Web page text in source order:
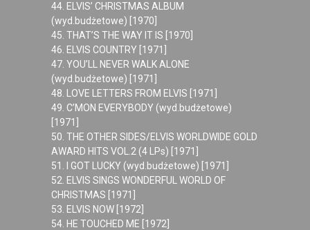
44. ELVIS’ CHRISTMAS ALBUM
(wyd.budżetowe) [1970]
45. THAT’S THE WAY IT IS [1970]
46. ELVIS COUNTRY [1971]
47. YOU’LL NEVER WALK ALONE
(wyd.budżetowe) [1971]
48. LOVE LETTERS FROM ELVIS [1971]
49. C’MON EVERYBODY (wyd.budżetowe)
[1971]
50. THE OTHER SIDES/ELVIS WORLDWIDE GOLD
AWARD HITS VOL.2 (4 LPs) [1971]
51. I GOT LUCKY (wyd.budżetowe) [1971]
52. ELVIS SINGS WONDERFUL WORLD OF
CHRISTMAS [1971]
53. ELVIS NOW [1972]
54. HE TOUCHED ME [1972]